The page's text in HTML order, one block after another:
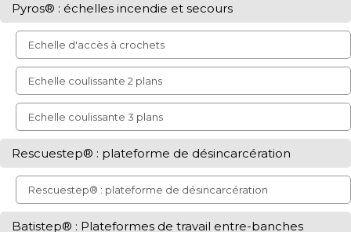
Pyros® : échelles incendie et secours
Echelle d'accès à crochets
Echelle coulissante 2 plans
Echelle coulissante 3 plans
Rescuestep® : plateforme de désincarcération
Rescuestep® : plateforme de désincarcération
Batistep® : Plateformes de travail entre-banches